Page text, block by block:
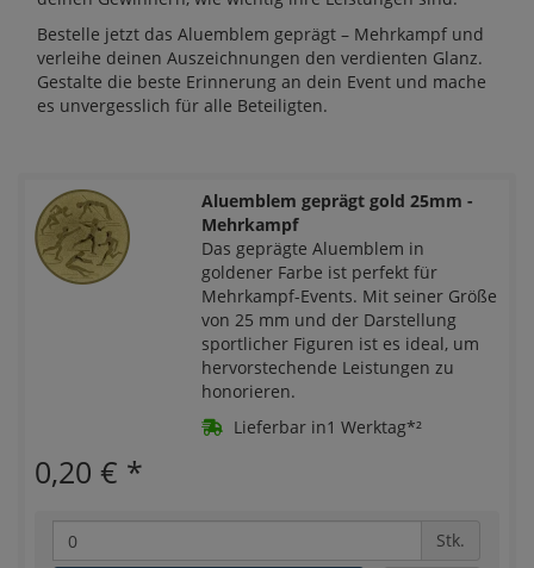
Bestelle jetzt das Aluemblem geprägt – Mehrkampf und
verleihe deinen Auszeichnungen den verdienten Glanz.
Gestalte die beste Erinnerung an dein Event und mache
es unvergesslich für alle Beteiligten.
Aluemblem geprägt gold 25mm -
Mehrkampf
Das geprägte Aluemblem in
goldener Farbe ist perfekt für
Mehrkampf-Events. Mit seiner Größe
von 25 mm und der Darstellung
sportlicher Figuren ist es ideal, um
hervorstechende Leistungen zu
honorieren.
Lieferbar in1 Werktag*²
0,20 € *
Stk.